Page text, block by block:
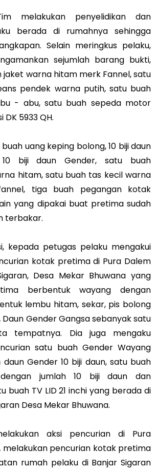
melakukan penyelidikan dan
berada di rumahnya sehingga
Selain meringkus pelaku,
sejumlah barang bukti,
jaket warna hitam merk Fannel, satu
pendek warna putih, satu buah
- abu, satu buah sepeda motor
5933 QH.
uang keping bolong, 10 biji daun
biji daun Gender, satu buah
hitam, satu buah tas kecil warna
tiga buah pegangan kotak
yang dipakai buat pretima sudah
terbakar.
kepada petugas pelaku mengakui
kotak pretima di Pura Dalem
Desa Mekar Bhuwana yang
berbentuk wayang dengan
lembu hitam, sekar, pis bolong
Daun Gender Gangsa sebanyak satu
tempatnya. Dia juga mengaku
satu buah Gender Wayang
Gender 10 biji daun, satu buah
jumlah 10 biji daun dan
buah TV LID 21 inchi yang berada di
Desa Mekar Bhuwana.
aksi pencurian di Pura
melakukan pencurian kotak pretima
rumah pelaku di Banjar Sigaran